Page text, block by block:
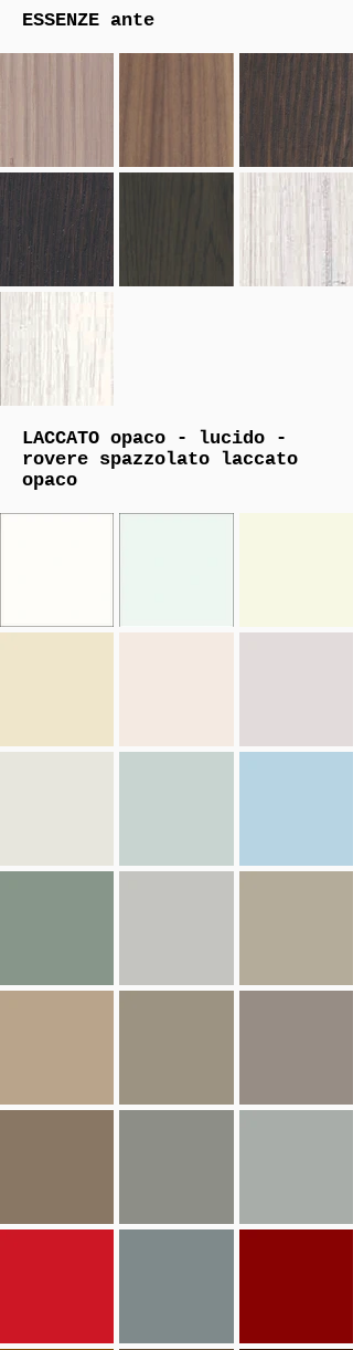
ESSENZE ante
LACCATO opaco - lucido -
rovere spazzolato laccato
opaco